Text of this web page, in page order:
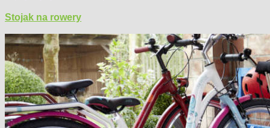
Stojak na rowery